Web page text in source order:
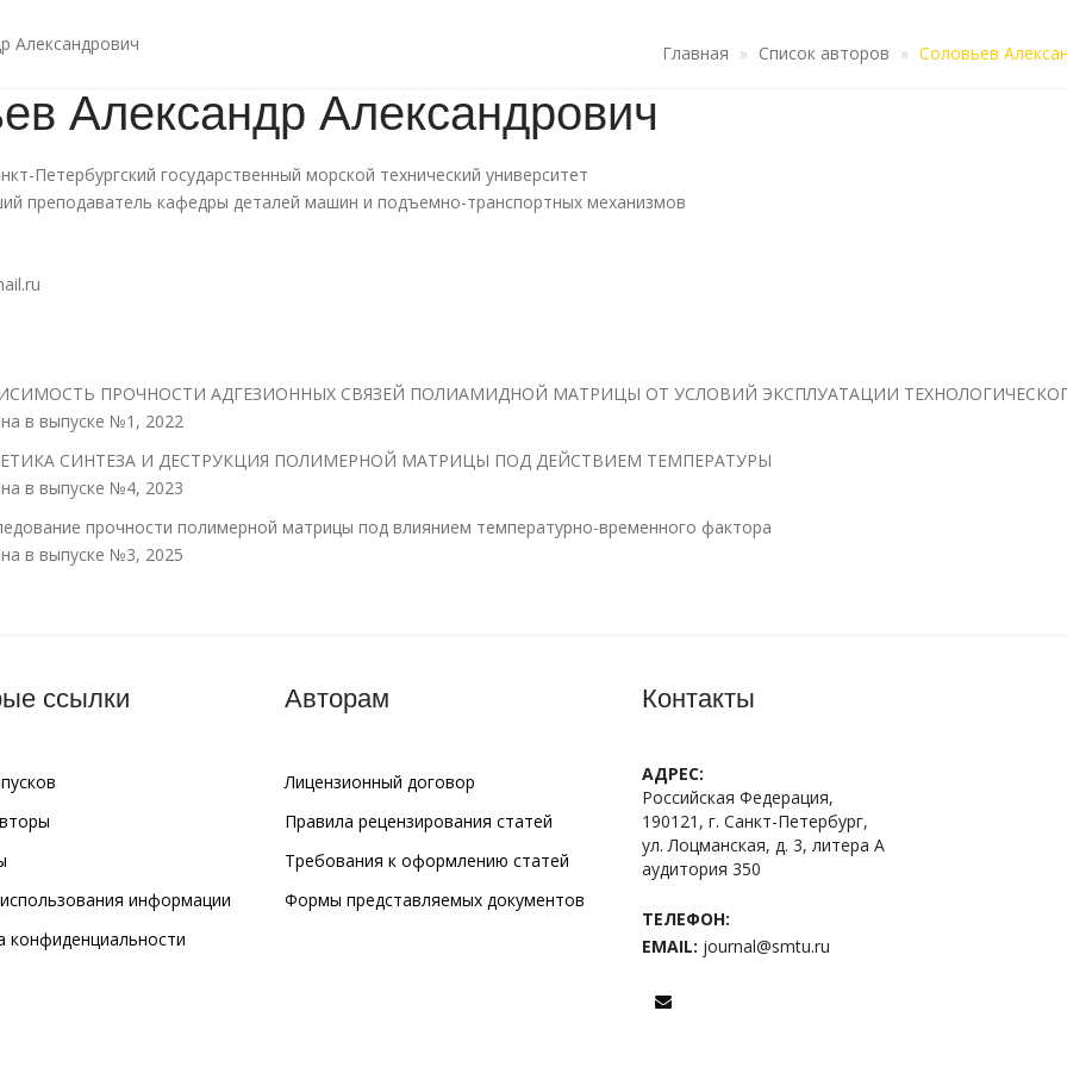
Александрович Главная Список авторов Соловьев
Александр Александрович
Петербургский государственный морской технический университет
преподаватель кафедры деталей машин и подъемно-транспортных механизмов
ПРОЧНОСТИ АДГЕЗИОННЫХ СВЯЗЕЙ ПОЛИАМИДНОЙ МАТРИЦЫ ОТ УСЛОВИЙ ЭКСПЛУАТАЦИИ
в выпуске №1, 2022
СИНТЕЗА И ДЕСТРУКЦИЯ ПОЛИМЕРНОЙ МАТРИЦЫ ПОД ДЕЙСТВИЕМ ТЕМПЕРАТУРЫ
в выпуске №4, 2023
прочности полимерной матрицы под влиянием температурно-временного фактора
в выпуске №3, 2025
ссылки
информации
конфиденциальности
Авторам
Лицензионный договор
Правила рецензирования статей
Требования к оформлению статей
Формы представляемых документов
Контакты
АДРЕС:
Российская Федерация,
190121, г. Санкт-Петербург,
ул. Лоцманская, д. 3, литера А
аудитория 350
ТЕЛЕФОН:
EMAIL: journal@smtu.ru